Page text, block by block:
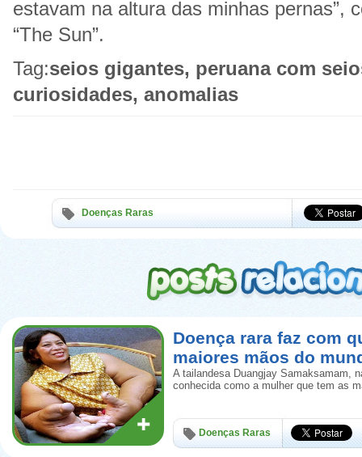
estavam na altura das minhas pernas”,
“The Sun”.
Tag:seios gigantes, peruana com
curiosidades, anomalias
Doenças Raras
Doença rara faz com
maiores mãos do
A tailandesa Duangjay Samaksamam,
conhecida como a mulher que tem as
Doenças Raras